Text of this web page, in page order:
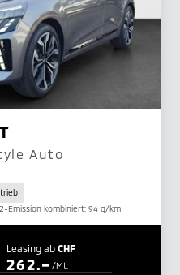
Auto
Emission kombiniert: 94 g/km
Leasing abCHF
262.–/Mt.